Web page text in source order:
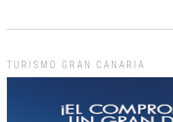
días, ella incluida...
TURISMO GRAN CANARIA